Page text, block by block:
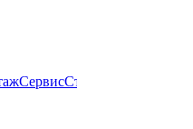
СервисСтатьи